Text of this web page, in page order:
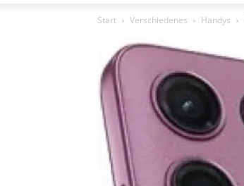
Start Verschiedenes Handys